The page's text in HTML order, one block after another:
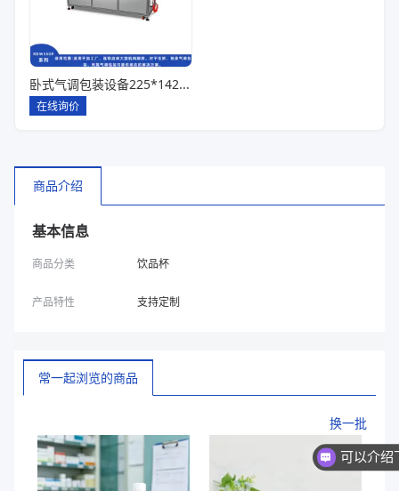
卧式气调包装设备225*142*80一出六
在线询价
商品介绍
基本信息
商品分类 饮品杯
产品特性 支持定制
常一起浏览的商品
换一批